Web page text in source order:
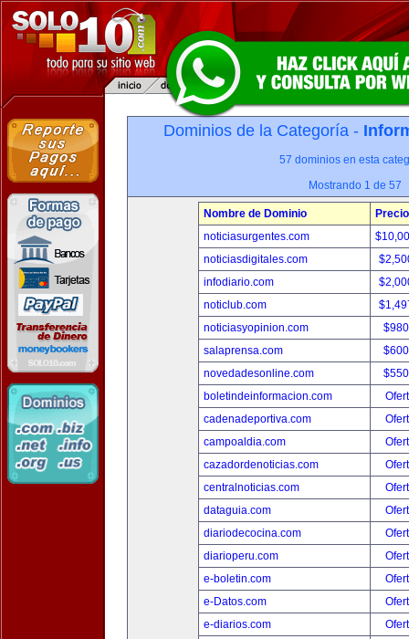
Dominios de la Categoría -
57 dominios en esta
Mostrando 1 de 57
Nombre de Dominio
Precio
noticiasurgentes.com
noticiasdigitales.com
infodiario.com
noticlub.com
noticiasyopinion.com
salaprensa.com
novedadesonline.com
boletindeinformacion.com
cadenadeportiva.com
campoaldia.com
cazadordenoticias.com
centralnoticias.com
dataguia.com
diariodecocina.com
diarioperu.com
e-boletin.com
e-Datos.com
e-diarios.com